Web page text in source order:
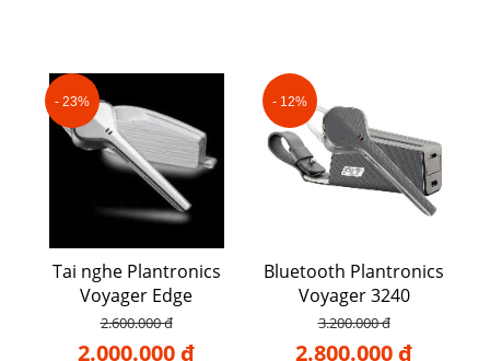
- 23%
Tai nghe Plantronics
Voyager Edge
2.600.000 đ
2.000.000 đ
- 12%
Bluetooth Plantronics
Voyager 3240
3.200.000 đ
2.800.000 đ